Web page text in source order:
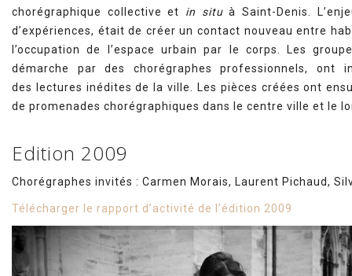
chorégraphique collective et in situà Saint-Denis.
d’expériences, était de créer un contact nouveau entre
l’occupation de l’espace urbain par le corps. Les
démarche par des chorégraphes professionnels,
des lectures inédites de la ville. Les pièces créées ont
de promenades chorégraphiques dans le centre ville et le
Edition 2009
Chorégraphes invités : Carmen Morais, Laurent Pichaud,
Télécharger le rapport d’activité de l’édition 2009